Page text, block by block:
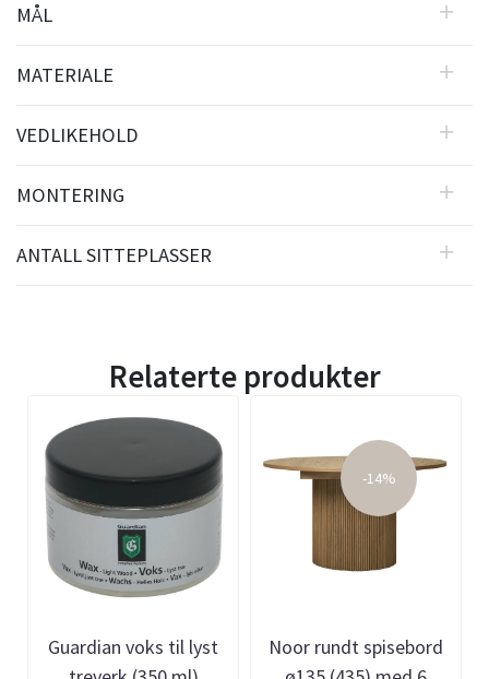
MÅL
MATERIALE
VEDLIKEHOLD
MONTERING
ANTALL SITTEPLASSER
Relaterte produkter
Guardian voks til lyst
-14%
Noor rundt spisebord